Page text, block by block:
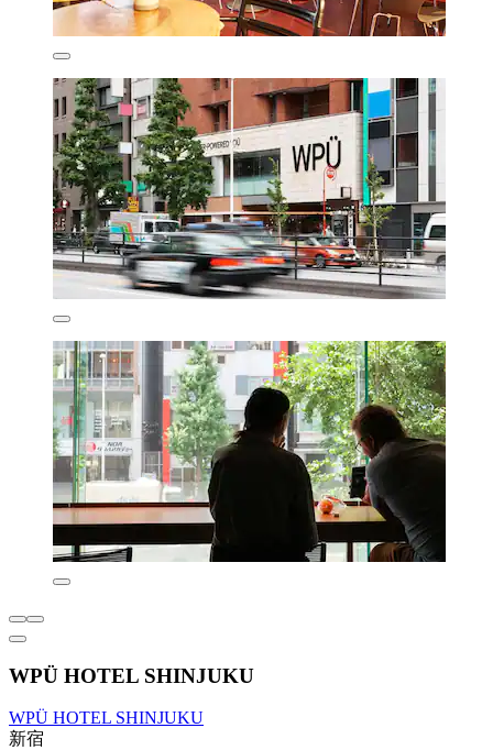
WPÜ HOTEL SHINJUKU
WPÜ HOTEL SHINJUKU
新宿